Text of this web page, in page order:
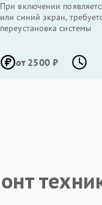
При включении
или синий экран,
переустановка системы
от 2500 ₽